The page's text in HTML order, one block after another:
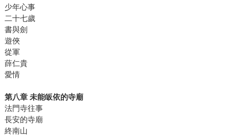
少年心事
二十七歲
書與劍
遊俠
從軍
薛仁貴
愛情
第八章 未能皈依的寺廟
法門寺往事
長安的寺廟
終南山